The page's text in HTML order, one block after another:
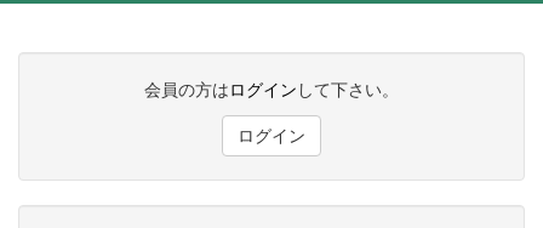
会員の方はログイン して下さい。
ログイン